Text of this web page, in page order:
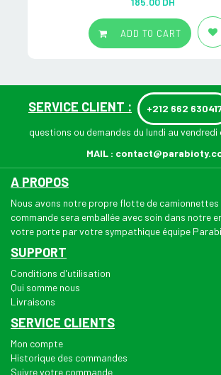
out of 5
ADD TO CART
SERVICE CLIENT : +212 662
questions ou demandes du lundi au vendredi
MAIL :
A PROPOS
Nous avons notre propre flotte de camionnettes
commande sera emballée avec soin dans notre
votre porte par votre sympathique équipe
SUPPORT
Conditions d'utilisation
Qui somme nous
Livraisons
SERVICE CLIENTS
Mon compte
Historique des commandes
Suivre votre commande